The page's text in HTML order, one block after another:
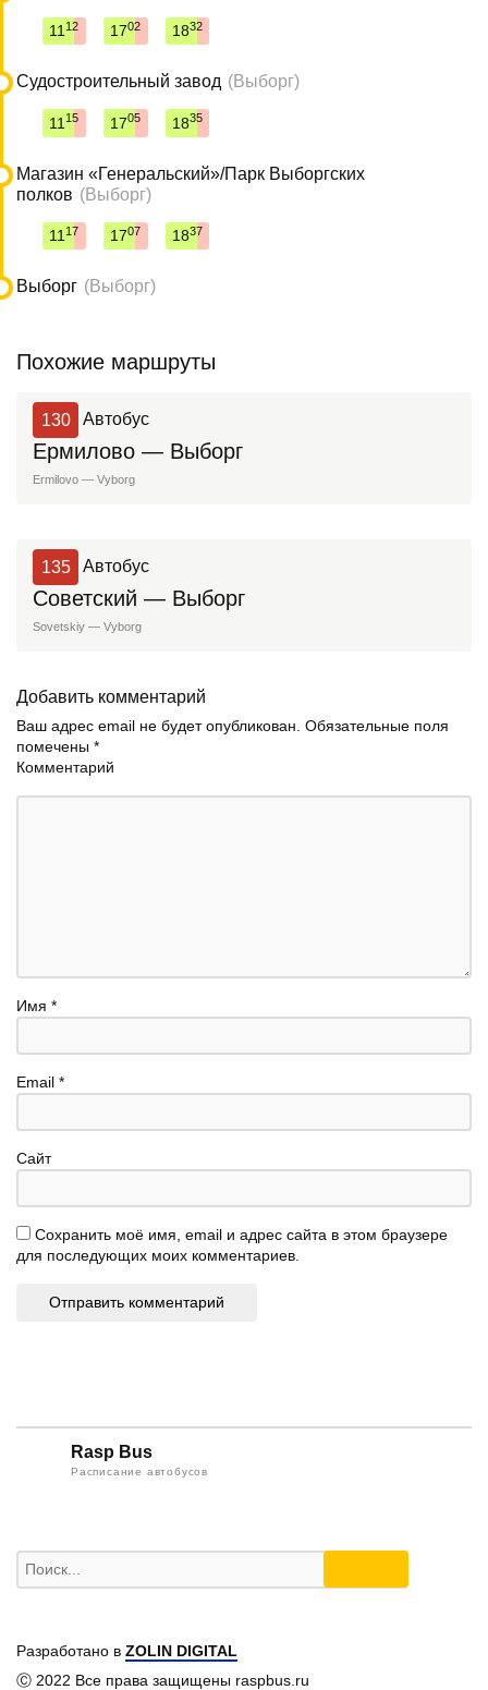
1112 1702 1832
Судостроительный завод (Выборг)
1115 1705 1835
Магазин «Генеральский»/Парк Выборгских
полков (Выборг)
1117 1707 1837
Выборг (Выборг)
Похожие маршруты
130 Автобус
Ермилово — Выборг
Ermilovo — Vyborg
135 Автобус
Советский — Выборг
Sovetskiy — Vyborg
Добавить комментарий
Ваш адрес email не будет опубликован. Обязательные поля
помечены *
Комментарий
Имя *
Email *
Сайт
Сохранить моё имя, email и адрес сайта в этом браузере
для последующих моих комментариев.
Rasp Bus
Расписание автобусов
Разработано в ZOLIN DIGITAL
Ⓒ 2022 Все права защищены raspbus.ru